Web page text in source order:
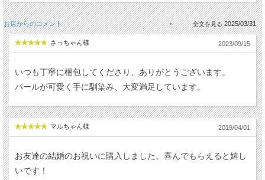
お店からのコメント 2025/03/31
さっちゃん様 2023/09/15
いつも丁寧に梱包してくださり、ありがとうございます。
パールが可愛く手に馴染み、大変満足しています。
マルちゃん様 2019/04/01
お友達の結婚のお祝いに購入しました。喜んでもらえると嬉し
いです！